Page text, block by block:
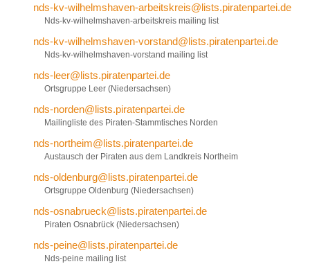
nds-kv-wilhelmshaven-arbeitskreis@lists.piratenpartei.de
Nds-kv-wilhelmshaven-arbeitskreis mailing list
nds-kv-wilhelmshaven-vorstand@lists.piratenpartei.de
Nds-kv-wilhelmshaven-vorstand mailing list
nds-leer@lists.piratenpartei.de
Ortsgruppe Leer (Niedersachsen)
nds-norden@lists.piratenpartei.de
Mailingliste des Piraten-Stammtisches Norden
nds-northeim@lists.piratenpartei.de
Austausch der Piraten aus dem Landkreis Northeim
nds-oldenburg@lists.piratenpartei.de
Ortsgruppe Oldenburg (Niedersachsen)
nds-osnabrueck@lists.piratenpartei.de
Piraten Osnabrück (Niedersachsen)
nds-peine@lists.piratenpartei.de
Nds-peine mailing list